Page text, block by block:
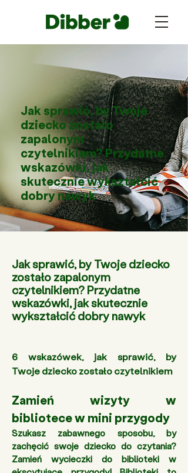
Jak sprawić, by Twoje
dziecko zostało
zapalonym
czytelnikiem? Przydatne
wskazówki, jak
skutecznie wykształcić
dobry nawyk
Jak sprawić, by Twoje dziecko
zostało zapalonym
czytelnikiem? Przydatne
wskazówki, jak skutecznie
wykształcić dobry nawyk
6 wskazówek, jak sprawić, by
Twoje dziecko zostało czytelnikiem
Zamień wizyty w
bibliotece w mini przygody
Szukasz zabawnego sposobu, by
zachęcić swoje dziecko do czytania?
Zamień wycieczki do biblioteki w